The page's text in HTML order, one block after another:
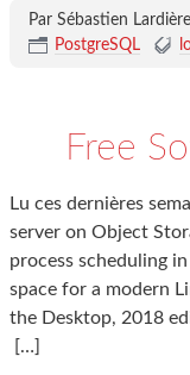
Par Sébastien
PostgreSQL
Free
Lu ces dernières
server on Object
process scheduling
space for a modern
the Desktop, 2018
[…]